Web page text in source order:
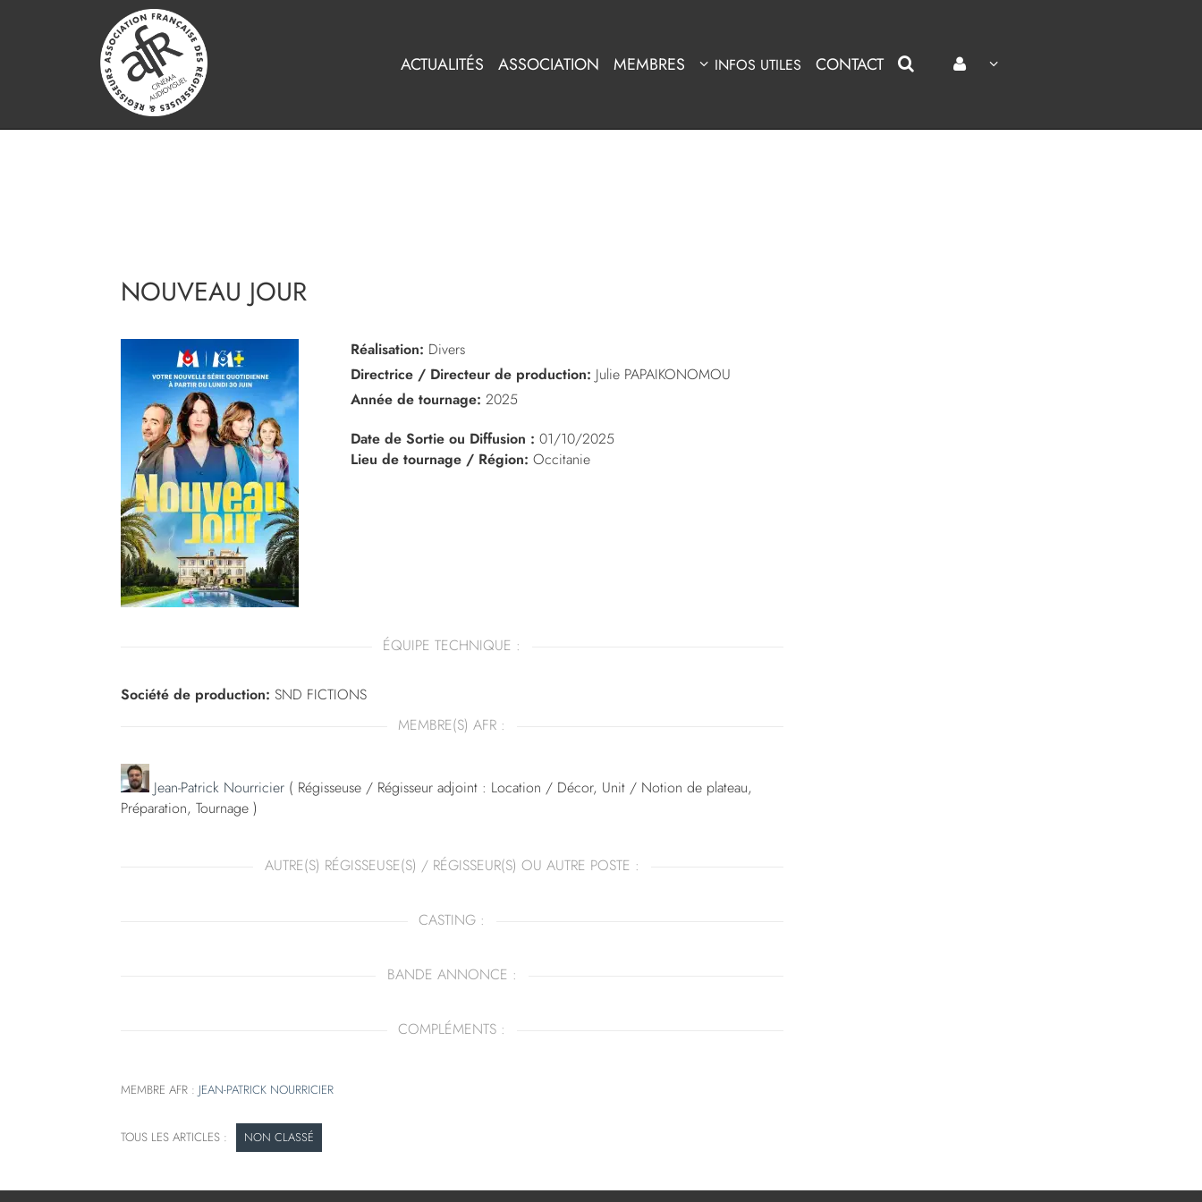
ACTUALITÉS ASSOCIATION MEMBRES INFOS UTILES CONTACT
NOUVEAU JOUR
Réalisation: Divers
Directrice / Directeur de production: Julie PAPAIKONOMOU
Année de tournage: 2025
Date de Sortie ou Diffusion : 01/10/2025
Lieu de tournage / Région: Occitanie
ÉQUIPE TECHNIQUE :
Société de production: SND FICTIONS
MEMBRE(S) AFR :
Jean-Patrick Nourricier( Régisseuse / Régisseur adjoint : Location / Décor, Unit / Notion de plateau,
Préparation, Tournage )
AUTRE(S) RÉGISSEUSE(S) / RÉGISSEUR(S) OU AUTRE POSTE :
CASTING :
BANDE ANNONCE :
COMPLÉMENTS :
MEMBRE AFR : JEAN-PATRICK NOURRICIER
NON CLASSÉ